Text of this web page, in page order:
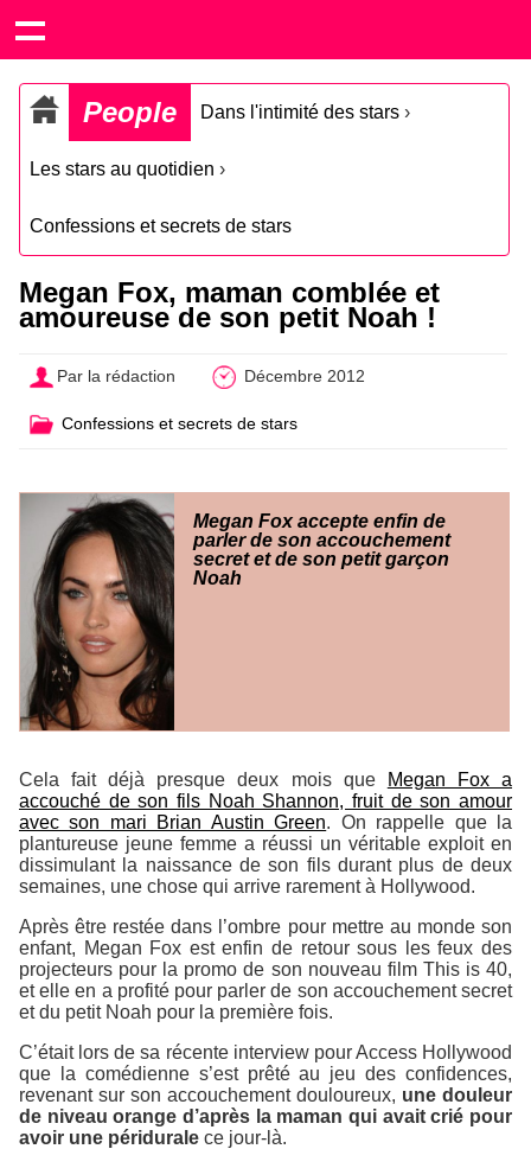
People Dans l'intimité des stars ›
Les stars au quotidien ›
Confessions et secrets de stars
Megan Fox, maman comblée et
amoureuse de son petit Noah !
Par la rédaction Décembre 2012
Confessions et secrets de stars
Megan Fox accepte enfin de
parler de son accouchement
secret et de son petit garçon
Noah
Cela fait déjà presque deux mois que
Megan Fox a
accouché de son fils Noah Shannon, fruit de son amour
avec son mari Brian Austin Green. On rappelle que la
plantureuse jeune femme a réussi un véritable exploit en
dissimulant la naissance de son fils durant plus de deux
semaines, une chose qui arrive rarement à Hollywood.
Après être restée dans l’ombre pour mettre au monde son
enfant, Megan Fox est enfin de retour sous les feux des
projecteurs pour la promo de son nouveau film This is 40,
et elle en a profité pour parler de son accouchement secret
et du petit Noah pour la première fois.
C’était lors de sa récente interview pour Access Hollywood
que la comédienne s’est prêté au jeu des confidences,
revenant sur son accouchement douloureux, une douleur
de niveau orange d’après la maman qui avait crié pour
avoir une péridurale ce jour-là.